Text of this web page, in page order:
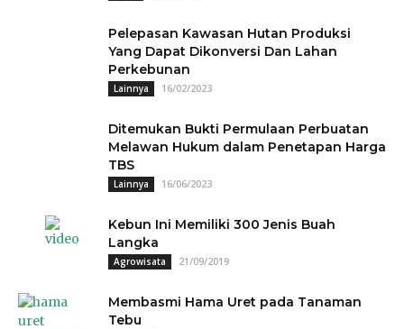
Pelepasan Kawasan Hutan Produksi
Yang Dapat Dikonversi Dan Lahan
Perkebunan
Lainnya 16/02/2023
Ditemukan Bukti Permulaan Perbuatan
Melawan Hukum dalam Penetapan Harga
TBS
Lainnya 16/06/2023
Kebun Ini Memiliki 300 Jenis Buah
Langka
Agrowisata 21/09/2019
Membasmi Hama Uret pada Tanaman
Tebu